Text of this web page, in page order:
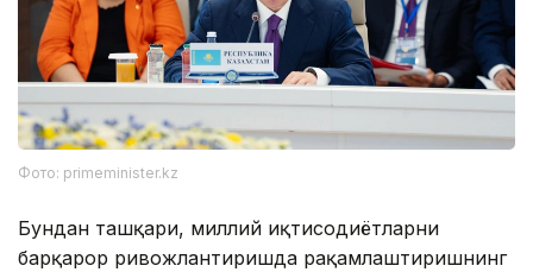
Фото: primeminister.kz
Бундан ташқари, миллий иқтисодиётларни
барқарор ривожлантиришда рақамлаштиришнинг